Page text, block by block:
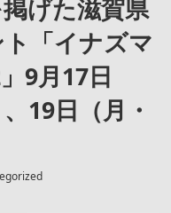
げた滋賀県
「イナズマ
9月17日
19日（月・